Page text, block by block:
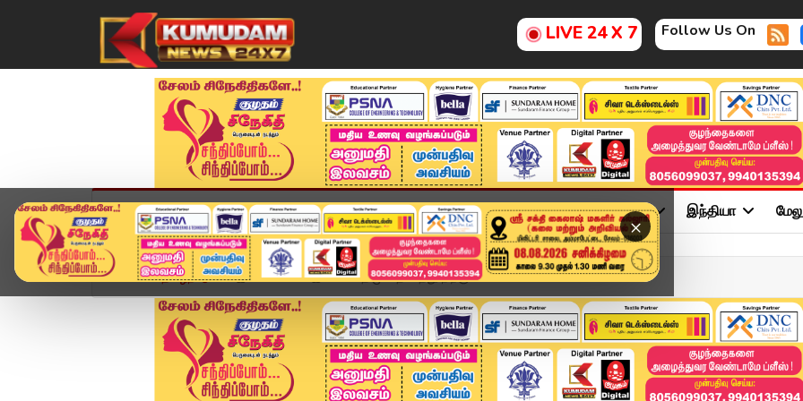
LIVE 24 X 7 Follow Us On
×
முகப்பு விளையாட்டு அண்மை தமிழ்நாடு சினிமா அரசியல் விளையாட்டு இந்தியா
Home தமிழ்நாடு இனி கூட்டணி இல்லை... திமுக தனித்து நிற்கும் ! ...